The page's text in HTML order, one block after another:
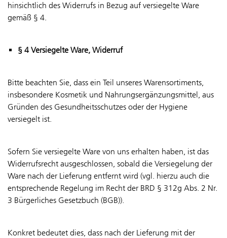
hinsichtlich des Widerrufs in Bezug auf versiegelte Ware
gemäß § 4.
§ 4 Versiegelte Ware, Widerruf
Bitte beachten Sie, dass ein Teil unseres Warensortiments,
insbesondere Kosmetik und Nahrungsergänzungsmittel, aus
Gründen des Gesundheitsschutzes oder der Hygiene
versiegelt ist.
Sofern Sie versiegelte Ware von uns erhalten haben, ist das
Widerrufsrecht ausgeschlossen, sobald die Versiegelung der
Ware nach der Lieferung entfernt wird (vgl. hierzu auch die
entsprechende Regelung im Recht der BRD § 312g Abs. 2 Nr.
3 Bürgerliches Gesetzbuch (BGB)).
Konkret bedeutet dies, dass nach der Lieferung mit der